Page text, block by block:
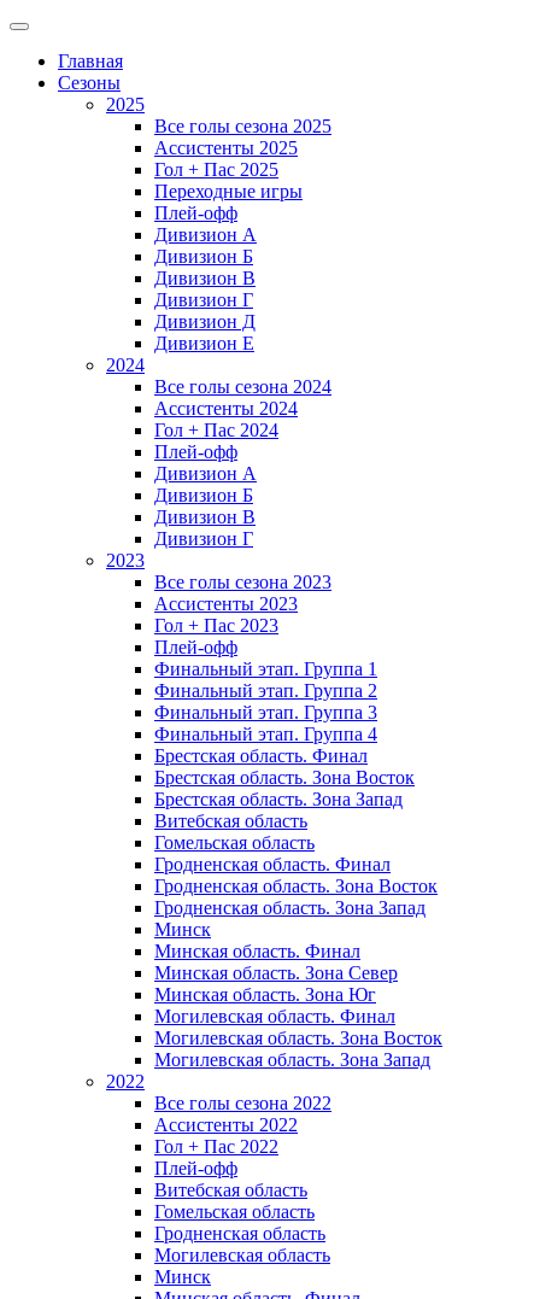
Главная
Сезоны
2025
Все голы сезона 2025
Ассистенты 2025
Гол + Пас 2025
Переходные игры
Плей-офф
Дивизион A
Дивизион Б
Дивизион В
Дивизион Г
Дивизион Д
Дивизион Е
2024
Все голы сезона 2024
Ассистенты 2024
Гол + Пас 2024
Плей-офф
Дивизион A
Дивизион Б
Дивизион В
Дивизион Г
2023
Все голы сезона 2023
Ассистенты 2023
Гол + Пас 2023
Плей-офф
Финальный этап. Группа 1
Финальный этап. Группа 2
Финальный этап. Группа 3
Финальный этап. Группа 4
Брестская область. Финал
Брестская область. Зона Восток
Брестская область. Зона Запад
Витебская область
Гомельская область
Гродненская область. Финал
Гродненская область. Зона Восток
Гродненская область. Зона Запад
Минск
Минская область. Финал
Минская область. Зона Север
Минская область. Зона Юг
Могилевская область. Финал
Могилевская область. Зона Восток
Могилевская область. Зона Запад
2022
Все голы сезона 2022
Ассистенты 2022
Гол + Пас 2022
Плей-офф
Витебская область
Гомельская область
Гродненская область
Могилевская область
Минск